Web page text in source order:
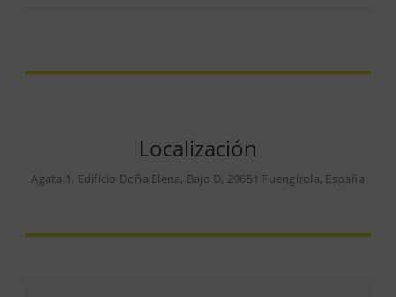
Localización
Agata 1, Edificio Doña Elena, Bajo D, 29651 Fuengirola, España